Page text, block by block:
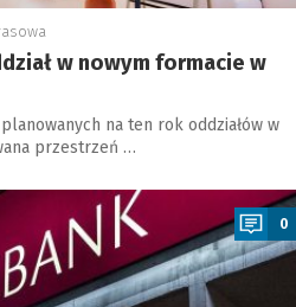
w nowym formacie w
na ten rok oddziałów w
przestrzeń …
0